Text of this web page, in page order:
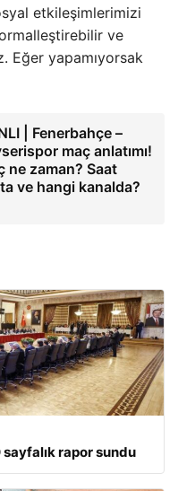
etkileşimlerimizi
ve
Eğer yapamıyorsak
| Fenerbahçe –
maç anlatımı!
ne zaman? Saat
ve hangi kanalda?
rapor sundu